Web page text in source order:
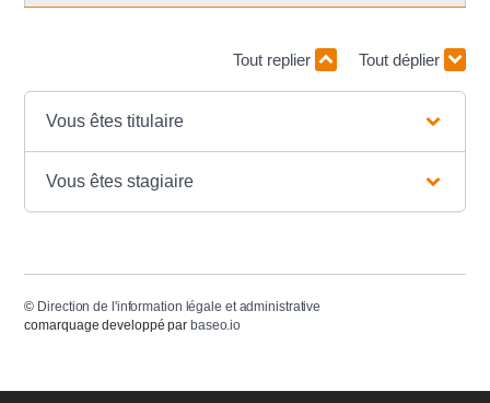
Tout replier Tout déplier
Vous êtes titulaire
Vous êtes stagiaire
© Direction de l'information légale et administrative
comarquage developpé par baseo.io